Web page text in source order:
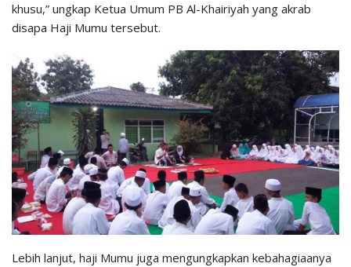
khusu,” ungkap Ketua Umum PB Al-Khairiyah yang akrab
disapa Haji Mumu tersebut.
Lebih lanjut, haji Mumu juga mengungkapkan kebahagiaanya